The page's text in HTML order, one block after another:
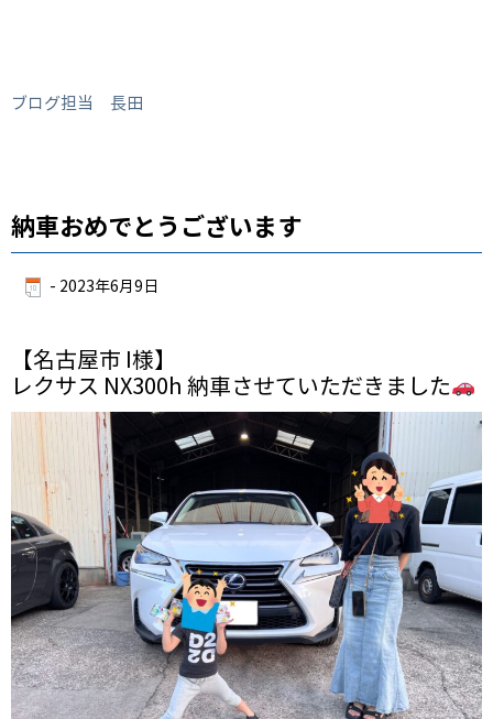
ブログ担当 長田
納車おめでとうございます
- 2023年6月9日
【名古屋市 I様】
レクサス NX300h 納車させていただきました